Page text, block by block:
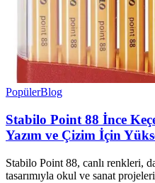
PopülerBlog
Stabilo Point 88 İnce
Yazım ve Çizim İçin
Stabilo Point 88, canlı renkleri,
tasarımıyla okul ve sanat